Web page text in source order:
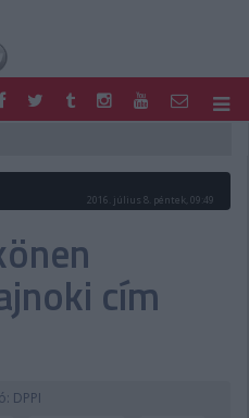
MOTOR
SHOP
TIPPJÁTÉK
PONTÁLLÁSOK
2016. július 8. péntek, 09:49
cím
DPPI